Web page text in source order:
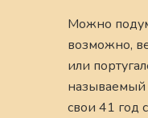
Можно
возможно,
или
называемый
свои 41 год